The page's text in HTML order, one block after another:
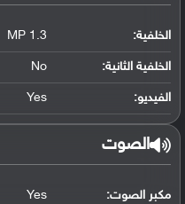
الخلفية: 1.3 MP
الخلفية الثانية: No
الفيديو: Yes
الصوت
مكبر الصوت: Yes